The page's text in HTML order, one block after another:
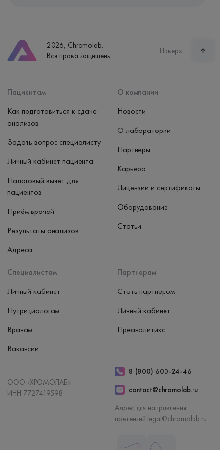
Часы работы
пн-вс: 7:30-15:00
2026, Chromolab.
Все права защищены.
Наверх
Пациентам
Как подготовиться к сдаче
анализов
Задать вопрос специалисту
Личный кабинет пациента
Налоговый вычет для
пациентов
Приём врачей
Результаты анализов
Адреса
Специалистам
Личный кабинет
Нутрициологам
Врачам
Вакансии
Партнерам
Стать партнером
Личный кабинет
Преаналитика
О компании
Новости
О лаборатории
Партнеры
Карьера
Лицензии и сертификаты
Оборудование
Статьи
ООО «ХРОМОЛАБ»
ИНН 7727419598
8 (800) 600-24-46
contact@chromolab.ru
Адрес для направления
претензий:legal@chromolab.ru